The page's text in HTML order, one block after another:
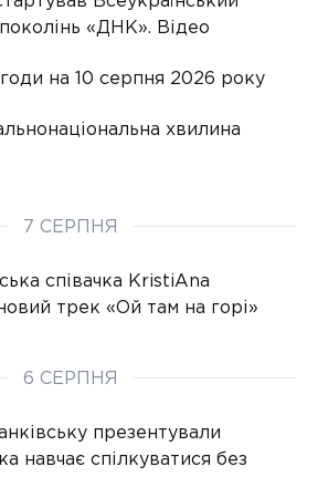
«ДНК». Відео
на 10 серпня 2026 року
хвилина
7 СЕРПНЯ
співачка KristiAna
трек «Ой там на горі»
6 СЕРПНЯ
презентували
навчає спілкуватися без